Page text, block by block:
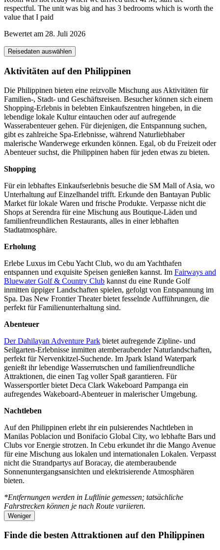
respectful. The unit was big and has 3 bedrooms which is worth the
value that I paid
Bewertet am 28. Juli 2026
Reisedaten auswählen
Aktivitäten auf den Philippinen
Die Philippinen bieten eine reizvolle Mischung aus Aktivitäten für
Familien-, Stadt- und Geschäftsreisen. Besucher können sich einem
Shopping-Erlebnis in belebten Einkaufszentren hingeben, in die
lebendige lokale Kultur eintauchen oder auf aufregende
Wasserabenteuer gehen. Für diejenigen, die Entspannung suchen,
gibt es zahlreiche Spa-Erlebnisse, während Naturliebhaber
malerische Wanderwege erkunden können. Egal, ob du Freizeit oder
Abenteuer suchst, die Philippinen haben für jeden etwas zu bieten.
Shopping
Für ein lebhaftes Einkaufserlebnis besuche die SM Mall of Asia, wo
Unterhaltung auf Einzelhandel trifft. Erkunde den Bantayan Public
Market für lokale Waren und frische Produkte. Verpasse nicht die
Shops at Serendra für eine Mischung aus Boutique-Läden und
familienfreundlichen Restaurants, alles in einer lebhaften
Stadtatmosphäre.
Erholung
Erlebe Luxus im Cebu Yacht Club, wo du am Yachthafen
entspannen und exquisite Speisen genießen kannst. Im Fairways and
Bluewater Golf & Country Club kannst du eine Runde Golf
inmitten üppiger Landschaften spielen, gefolgt von Entspannung im
Spa. Das New Frontier Theater bietet fesselnde Aufführungen, die
perfekt für Familienunterhaltung sind.
Abenteuer
Der Dahilayan Adventure Park bietet aufregende Zipline- und
Seilgarten-Erlebnisse inmitten atemberaubender Naturlandschaften,
perfekt für Nervenkitzel-Suchende. Im Jpark Island Waterpark
genießt ihr lebendige Wasserrutschen und familienfreundliche
Attraktionen, die einen Tag voller Spaß garantieren. Für
Wassersportler bietet Deca Clark Wakeboard Pampanga ein
aufregendes Wakeboard-Abenteuer in malerischer Umgebung.
Nachtleben
Auf den Philippinen erlebt ihr ein pulsierendes Nachtleben in
Manilas Poblacion und Bonifacio Global City, wo lebhafte Bars und
Clubs vor Energie strotzen. In Cebu erkundet ihr die Mango Avenue
für eine Mischung aus lokalen und internationalen Lokalen. Verpasst
nicht die Strandpartys auf Boracay, die atemberaubende
Sonnenuntergangsansichten und elektrisierende Atmosphären
bieten.
*Entfernungen werden in Luftlinie gemessen; tatsächliche
Fahrstrecken können je nach Route variieren.
Weniger
Finde die besten Attraktionen auf den Philippinen